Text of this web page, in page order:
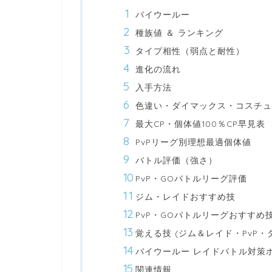
バイウールー
種族値 ＆ ランキング
タイプ相性（弱点と耐性）
進化の流れ
入手方法
色違い・ダイマックス・コスチ
最大CP・個体値100％CP早見表
PvPリーグ別理想最適個体値
バトル評価（強さ）
PvP・GOバトルリーグ評価
ジム・レイドおすすめ技
PvP・GOバトルリーグおすすめ
覚える技 (ジム＆レイド・PvP・
バイウールー レイドバトル対策
関連情報